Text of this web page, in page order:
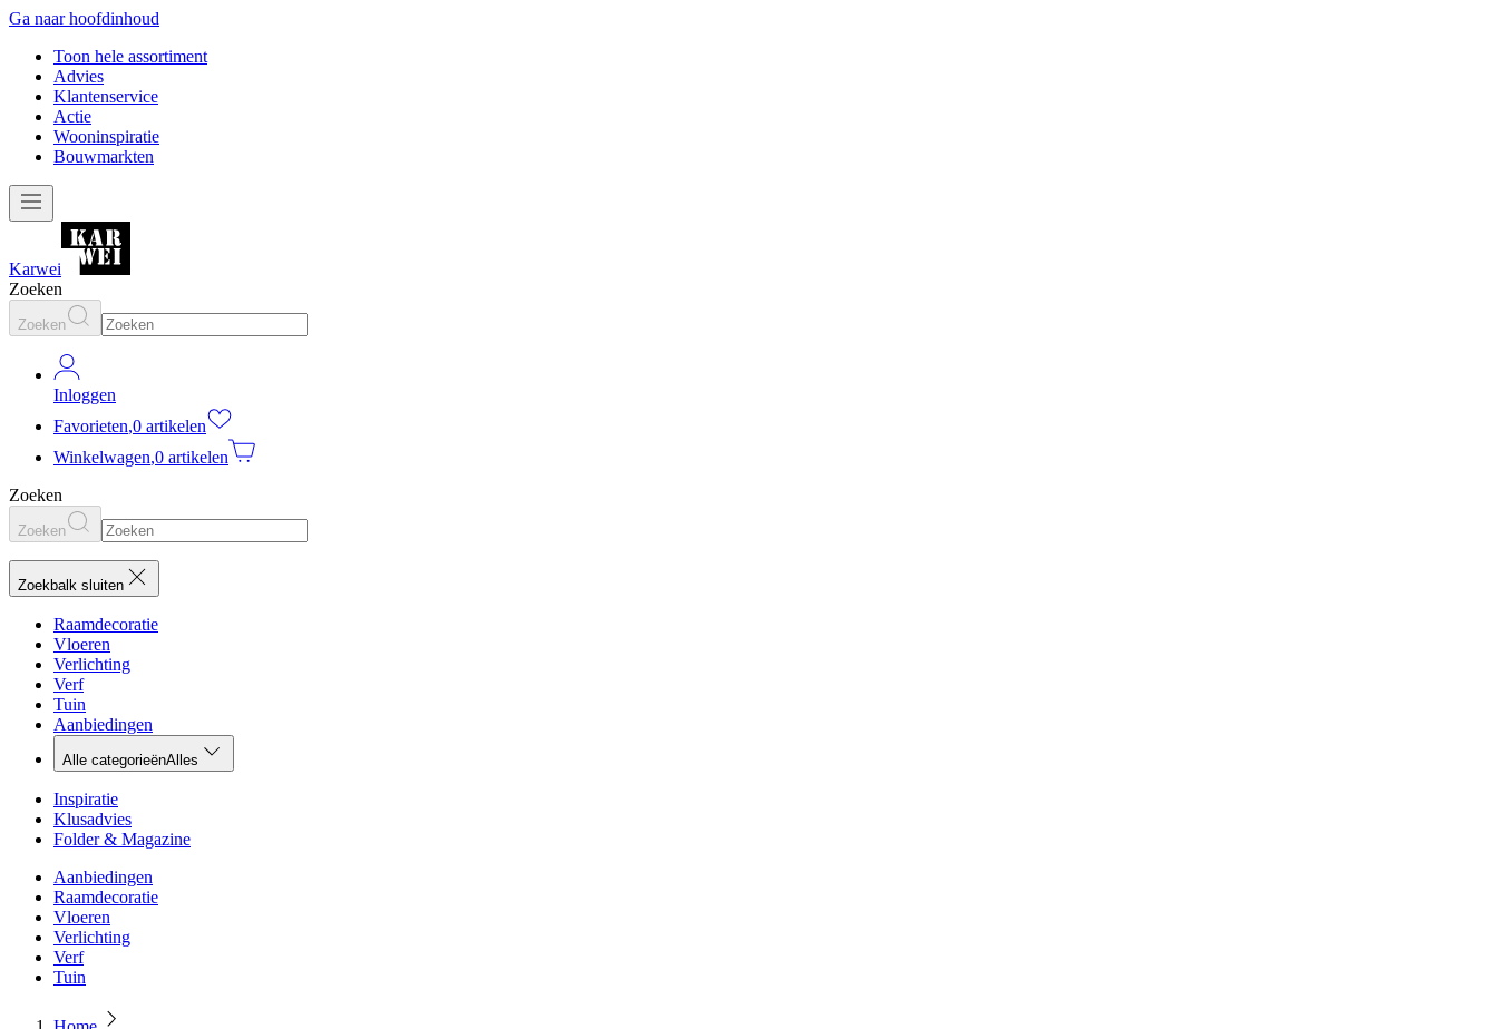
Ga naar hoofdinhoud
Toon hele assortiment
Advies
Klantenservice
Actie
Wooninspiratie
Bouwmarkten
Karwei
Zoeken
Zoeken
Inloggen
Favorieten,0 artikelen
Winkelwagen,0 artikelen
Zoeken
Zoeken
Zoekbalk sluiten
Raamdecoratie
Vloeren
Verlichting
Verf
Tuin
Aanbiedingen
Alle categorieënAlles
Inspiratie
Klusadvies
Folder & Magazine
Aanbiedingen
Raamdecoratie
Vloeren
Verlichting
Verf
Tuin